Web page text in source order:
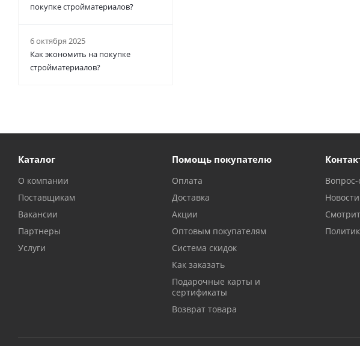
покупке стройматериалов?
6 октября 2025
Как экономить на покупке
стройматериалов?
Каталог
О компании
Поставщикам
Вакансии
Партнеры
Услуги
Помощь покупателю
Оплата
Доставка
Акции
Оптовым покупателям
Система скидок
Как заказать
Подарочные карты и
сертификаты
Возврат товара
Вопрос-
Новости